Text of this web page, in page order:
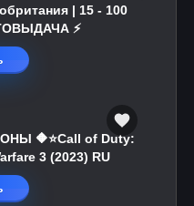
| 15 - 100
⚡️
🔶⭐Call of Duty:
3 (2023) RU